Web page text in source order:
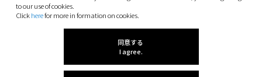
to our use of cookies.
Clickherefor more in formation on cookies.
同意する
I agree.
(C) 2026 Ehime University.